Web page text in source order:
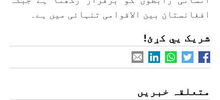
افغانستان بین الاقوامی تنہائی میں ہے۔
شریک یي کړئ!
متعلقہ خبریں